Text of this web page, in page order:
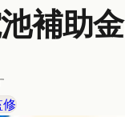
補助
修